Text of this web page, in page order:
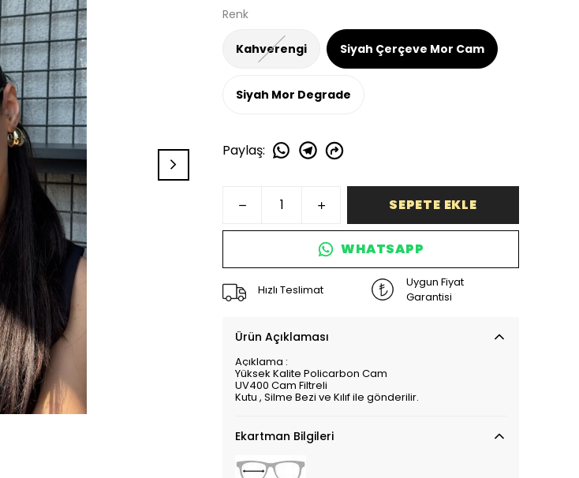
Renk
Kahverengi Siyah Çerçeve Mor Cam
Siyah Mor Degrade
Paylaş:
SEPETE EKLE
WHATSAPP
Hızlı Teslimat
Uygun Fiyat
Garantisi
Ürün Açıklaması
Açıklama :
Yüksek Kalite Policarbon Cam
UV400 Cam Filtreli
Kutu , Silme Bezi ve Kılıf ile gönderilir.
Ekartman Bilgileri